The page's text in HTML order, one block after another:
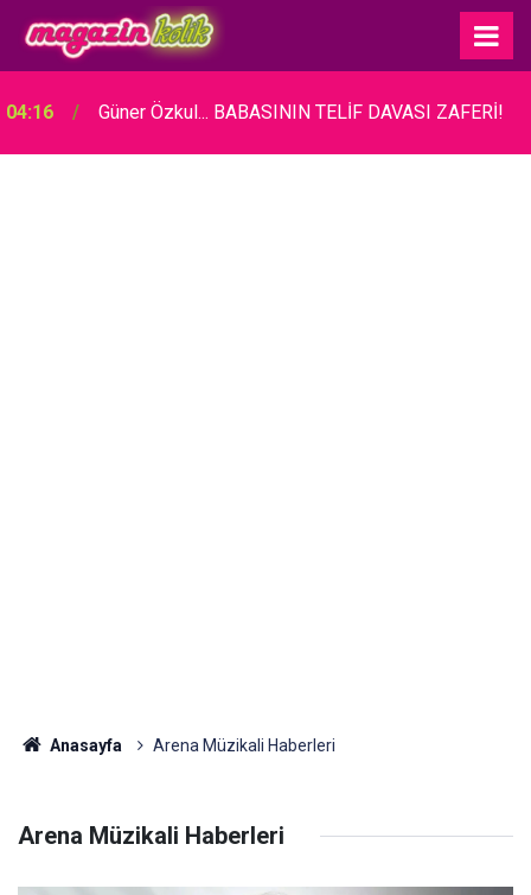
04:16 Güner Özkul... BABASININ TELİF DAVASI ZAFERİ!
Anasayfa Arena Müzikali Haberleri
Arena Müzikali Haberleri